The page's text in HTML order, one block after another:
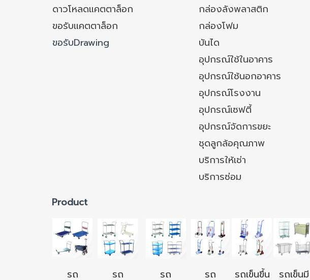
ดาวโหลดแคตตาล็อก
กล่องลังพลาสติก
ขอรับแคตตาล็อก
กล่องโฟม
ขอรับDrawing
บันได
อุปกรณ์ใช้ในอาคาร
อุปกรณ์ใช้นอกอาคาร
อุปกรณ์โรงงาน
อุปกรณ์เซฟตี้
อุปกรณ์จัดการขยะ
ชุดลูกล้อคุณภาพ
บริการให้เช่า
บริการซ่อม
Product
รถ รถ รถ รถ รถเข็นขึ้น รถเข็นมี